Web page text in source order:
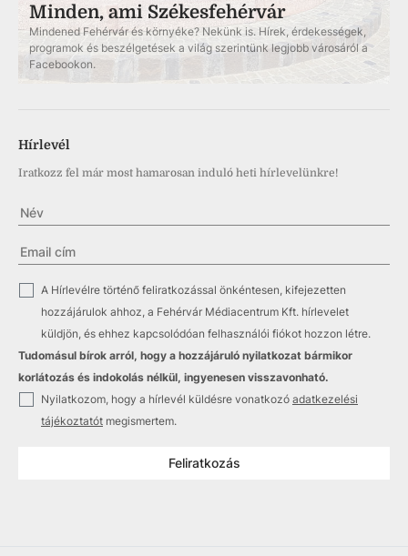
Minden, ami Székesfehérvár
Mindened Fehérvár és környéke? Nekünk is. Hírek, érdekességek,
programok és beszélgetések a világ szerintünk legjobb városáról a
Facebookon.
Hírlevél
Iratkozz fel már most hamarosan induló heti hírlevelünkre!
✓
A Hírlevélre történő feliratkozással önkéntesen, kifejezetten
hozzájárulok ahhoz, a Fehérvár Médiacentrum Kft. hírlevelet
küldjön, és ehhez kapcsolódóan felhasználói fiókot hozzon létre.
Tudomásul bírok arról, hogy a hozzájáruló nyilatkozat bármikor
korlátozás és indokolás nélkül, ingyenesen visszavonható.
✓ Nyilatkozom, hogy a hírlevél küldésre vonatkozó adatkezelési
tájékoztatót megismertem.
Feliratkozás